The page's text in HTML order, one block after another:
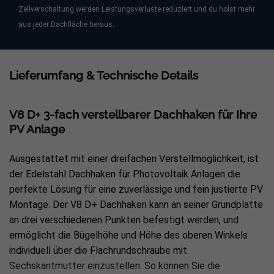
Zellverschaltung werden Leistungsverluste reduziert und du holst mehr
aus jeder Dachfläche heraus.
Lieferumfang & Technische Details
V8 D+ 3-fach verstellbarer Dachhaken für Ihre
PV Anlage
Ausgestattet mit einer dreifachen Verstellmöglichkeit, ist
der Edelstahl Dachhaken für Photovoltaik Anlagen die
perfekte Lösung für eine zuverlässige und fein justierte PV
Montage. Der V8 D+ Dachhaken kann an seiner Grundplatte
an drei verschiedenen Punkten befestigt werden, und
ermöglicht die Bügelhöhe und Höhe des oberen Winkels
individuell über die Flachrundschraube mit
Sechskantmutter einzustellen. So können Sie die